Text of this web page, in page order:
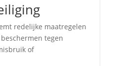
redelijke maatregelen
tegen
of